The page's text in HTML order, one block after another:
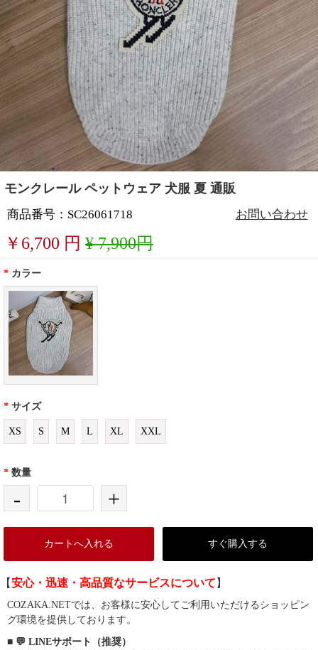
モンクレール ペットウェア 犬服 夏 通販
商品番号：SC26061718 お問い合わせ
￥ 6,700 円 ¥ 7,900円
* カラー
* サイズ
XS S M L XL XXL
* 数量
- +
カートへ入れる すぐ購入する
【安心・迅速・高品質なサービスについて 】
COZAKA.NETでは、お客様に安心してご利用いただけるショッピン
グ環境を提供しております。
■ 💬 LINEサポート（推奨）